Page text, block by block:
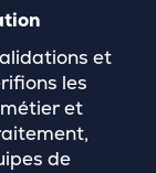
et
les
et
de